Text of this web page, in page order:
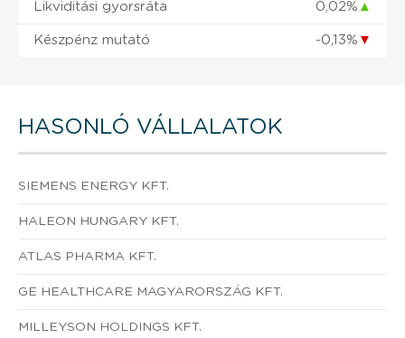
Likviditási gyorsráta 0,02% ▲
Készpénz mutató -0,13% ▼
HASONLÓ VÁLLALATOK
SIEMENS ENERGY KFT.
HALEON HUNGARY KFT.
ATLAS PHARMA KFT.
GE HEALTHCARE MAGYARORSZÁG KFT.
MILLEYSON HOLDINGS KFT.